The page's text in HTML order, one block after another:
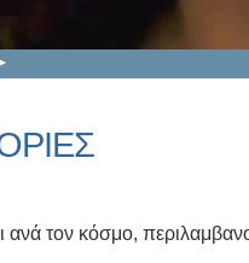
ανά τον κόσμο,